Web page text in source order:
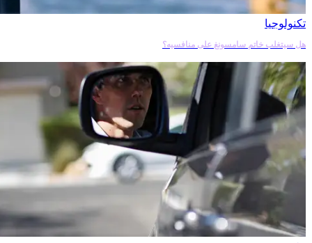
تكنولوجيا
هل سيتغلب خاتم سامسونغ على منافسيه؟